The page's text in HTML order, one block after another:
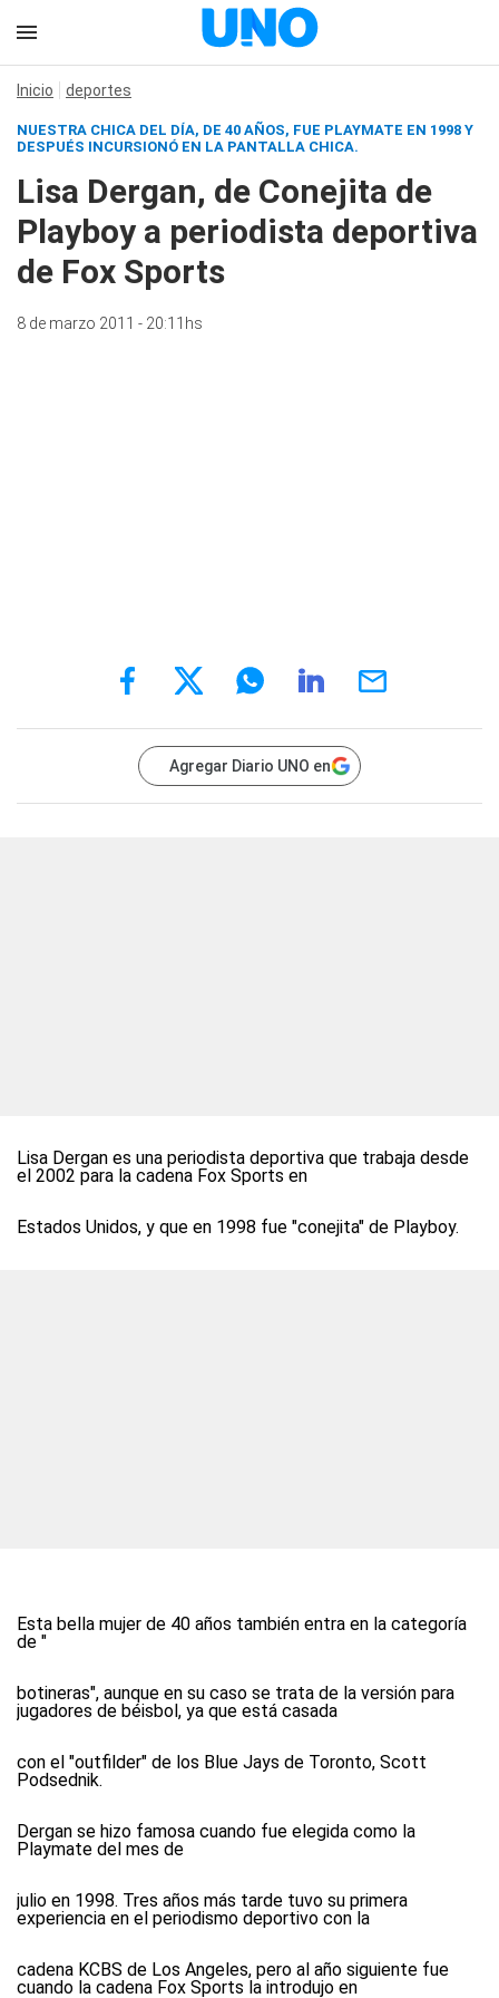
Inicio deportes
NUESTRA CHICA DEL DÍA, DE 40 AÑOS, FUE PLAYMATE EN 1998 Y
DESPUÉS INCURSIONÓ EN LA PANTALLA CHICA.
Lisa Dergan, de Conejita de
Playboy a periodista deportiva
de Fox Sports
8 de marzo 2011 - 20:11hs
Agregar Diario UNO en
Lisa Dergan es una periodista deportiva que trabaja desde
el 2002 para la cadena Fox Sports en
Estados Unidos, y que en 1998 fue "conejita" de Playboy.
Esta bella mujer de 40 años también entra en la categoría
de "
botineras", aunque en su caso se trata de la versión para
jugadores de béisbol, ya que está casada
con el "outfilder" de los Blue Jays de Toronto, Scott
Podsednik.
Dergan se hizo famosa cuando fue elegida como la
Playmate del mes de
julio en 1998. Tres años más tarde tuvo su primera
experiencia en el periodismo deportivo con la
cadena KCBS de Los Angeles, pero al año siguiente fue
cuando la cadena Fox Sports la introdujo en